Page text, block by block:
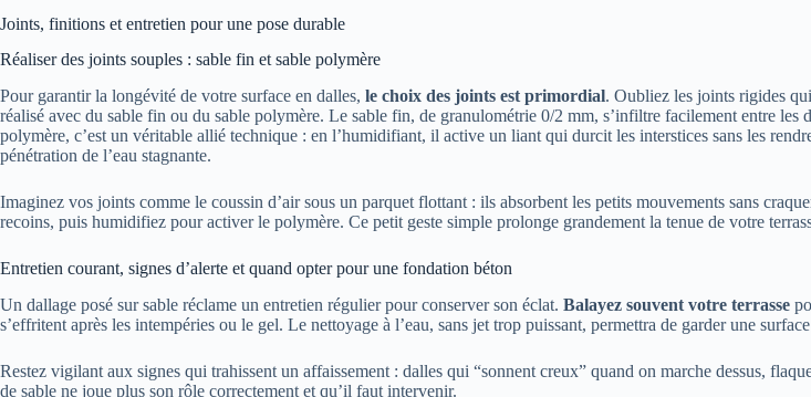
Joints, finitions et entretien pour une pose durable
Réaliser des joints souples : sable fin et sable polymère
Pour garantir la longévité de votre surface en dalles, le choix des joints est primordial. Oubliez les joints rigides
réalisé avec du sable fin ou du sable polymère. Le sable fin, de granulométrie 0/2 mm, s’infiltre facilement entre les
polymère, c’est un véritable allié technique : en l’humidifiant, il active un liant qui durcit les interstices sans les
pénétration de l’eau stagnante.
Imaginez vos joints comme le coussin d’air sous un parquet flottant : ils absorbent les petits mouvements sans
recoins, puis humidifiez pour activer le polymère. Ce petit geste simple prolonge grandement la tenue de votre
Entretien courant, signes d’alerte et quand opter pour une fondation béton
Un dallage posé sur sable réclame un entretien régulier pour conserver son éclat. Balayez souvent votre terrasse
s’effritent après les intempéries ou le gel. Le nettoyage à l’eau, sans jet trop puissant, permettra de garder une
Restez vigilant aux signes qui trahissent un affaissement : dalles qui “sonnent creux” quand on marche dessus,
de sable ne joue plus son rôle correctement et qu’il faut intervenir.